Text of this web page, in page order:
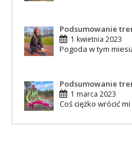
Podsumowanie
1 kwietnia 2023
Pogoda w tym
Podsumowanie
1 marca 2023
Coś ciężko wrócić